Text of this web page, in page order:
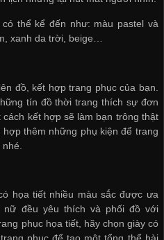
thể kể đến như: màu pastel và
xanh da trời, beige…
đồ, kết hợp trang phục của bạn.
tín đồ thời trang thích sự đơn
kết hợp sẽ làm bạn trông thật
thêm những phụ kiện để trang
họa tiết nhiều màu sắc được ưa
nữ đều yêu thích và phối đồ với
phục họa tiết, hãy chọn giày có